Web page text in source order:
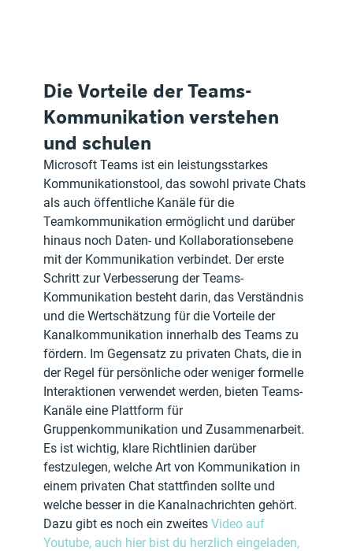
Die Vorteile der Teams-
Kommunikation verstehen
und schulen
Microsoft Teams ist ein leistungsstarkes
Kommunikationstool, das sowohl private Chats
als auch öffentliche Kanäle für die
Teamkommunikation ermöglicht und darüber
hinaus noch Daten- und Kollaborationsebene
mit der Kommunikation verbindet. Der erste
Schritt zur Verbesserung der Teams-
Kommunikation besteht darin, das Verständnis
und die Wertschätzung für die Vorteile der
Kanalkommunikation innerhalb des Teams zu
fördern. Im Gegensatz zu privaten Chats, die in
der Regel für persönliche oder weniger formelle
Interaktionen verwendet werden, bieten Teams-
Kanäle eine Plattform für
Gruppenkommunikation und Zusammenarbeit.
Es ist wichtig, klare Richtlinien darüber
festzulegen, welche Art von Kommunikation in
einem privaten Chat stattfinden sollte und
welche besser in die Kanalnachrichten gehört.
Dazu gibt es noch ein zweites Video auf
Youtube, auch hier bist du herzlich eingeladen,